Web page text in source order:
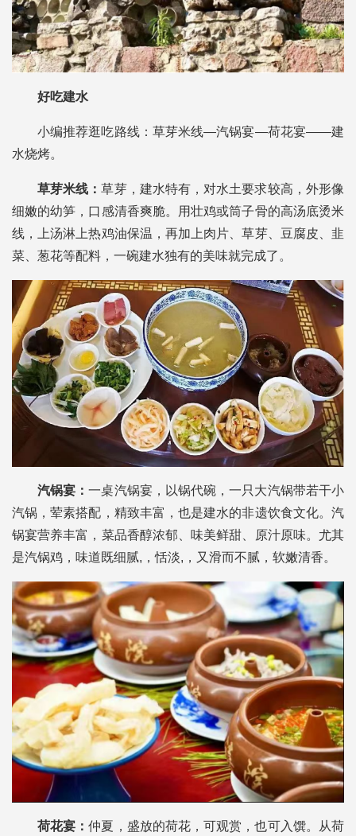
好吃建水
小编推荐逛吃路线：草芽米线—汽锅宴—荷花宴——建
水烧烤。
草芽米线：草芽，建水特有，对水土要求较高，外形像
细嫩的幼笋，口感清香爽脆。用壮鸡或筒子骨的高汤底烫米
线，上汤淋上热鸡油保温，再加上肉片、草芽、豆腐皮、韭
菜、葱花等配料，一碗建水独有的美味就完成了。
汽锅宴：一桌汽锅宴，以锅代碗，一只大汽锅带若干小
汽锅，荤素搭配，精致丰富，也是建水的非遗饮食文化。汽
锅宴营养丰富，菜品香醇浓郁、味美鲜甜、原汁原味。尤其
是汽锅鸡，味道既细腻,，恬淡,，又滑而不腻，软嫩清香。
荷花宴：仲夏，盛放的荷花，可观赏，也可入馔。从荷